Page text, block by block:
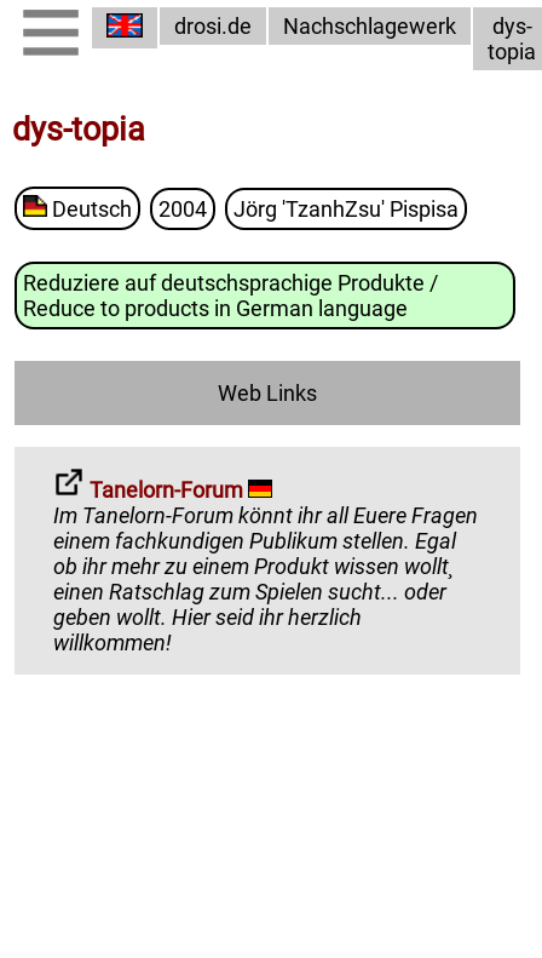
drosi.de Nachschlagewerk
dys-
topia
dys-topia
Deutsch 2004 Jörg 'TzanhZsu' Pispisa
Reduziere auf deutschsprachige Produkte /
Reduce to products in German language
Web Links
Tanelorn-Forum
Im Tanelorn-Forum könnt ihr all Euere Fragen
einem fachkundigen Publikum stellen. Egal
ob ihr mehr zu einem Produkt wissen wollt¸
einen Ratschlag zum Spielen sucht... oder
geben wollt. Hier seid ihr herzlich
willkommen!